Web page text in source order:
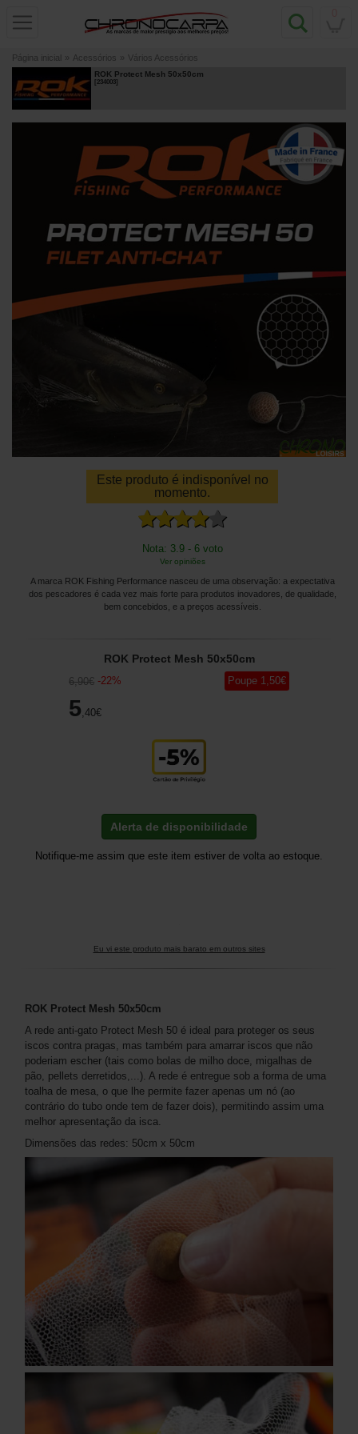
Página inicial » Acessórios » Vários Acessórios
ROK Protect Mesh 50x50cm
[234003]
Este produto é indisponível no
momento.
Nota: 3.9 - 6 voto
Ver opiniões
A marca ROK Fishing Performance nasceu de uma observação: a expectativa
dos pescadores é cada vez mais forte para produtos inovadores, de qualidade,
bem concebidos, e a preços acessíveis.
ROK Protect Mesh 50x50cm
6,90€ -22%
5,40€
Poupe 1,50€
Alerta de disponibilidade
Notifique-me assim que este item estiver de volta ao estoque.
Eu vi este produto mais barato em outros sites
ROK Protect Mesh 50x50cm
A rede anti-gato Protect Mesh 50 é ideal para proteger os seus
iscos contra pragas, mas também para amarrar iscos que não
poderiam escher (tais como bolas de milho doce, migalhas de
pão, pellets derretidos,...). A rede é entregue sob a forma de uma
toalha de mesa, o que lhe permite fazer apenas um nó (ao
contrário do tubo onde tem de fazer dois), permitindo assim uma
melhor apresentação da isca.
Dimensões das redes: 50cm x 50cm